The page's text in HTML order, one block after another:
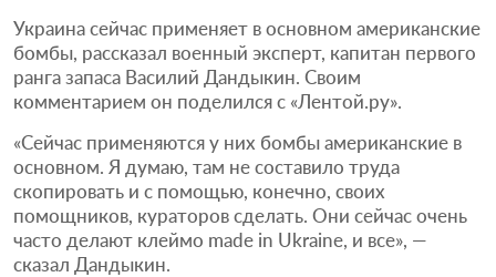
Украина сейчас применяет в основном американские
бомбы, рассказал военный эксперт, капитан первого
ранга запаса Василий Дандыкин. Своим
комментарием он поделился с «Лентой.ру».
«Сейчас применяются у них бомбы американские в
основном. Я думаю, там не составило труда
скопировать и с помощью, конечно, своих
помощников, кураторов сделать. Они сейчас очень
часто делают клеймо made in Ukraine, и все», —
сказал Дандыкин.